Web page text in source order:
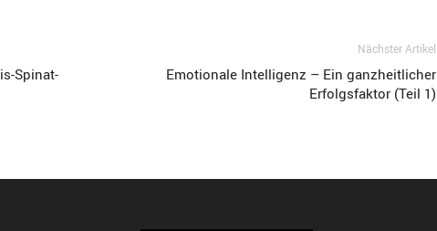
Spinat-
Nächster Artikel
Emotionale Intelligenz – Ein ganzheitlicher
Erfolgsfaktor (Teil 1)